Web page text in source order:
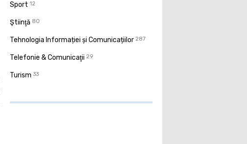
Sport 12
Ştiinţă 80
Tehnologia Informației și Comunicațiilor 287
Telefonie & Comunicaţii 29
Turism 33